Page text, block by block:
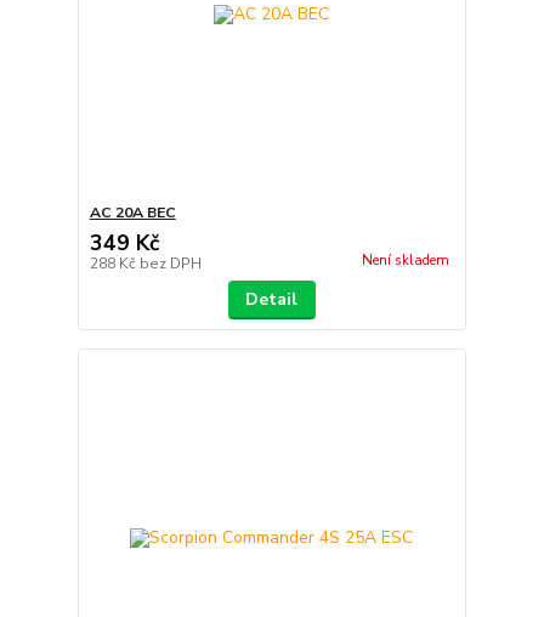
AC 20A BEC
349 Kč
288 Kč bez DPH Není skladem
Detail